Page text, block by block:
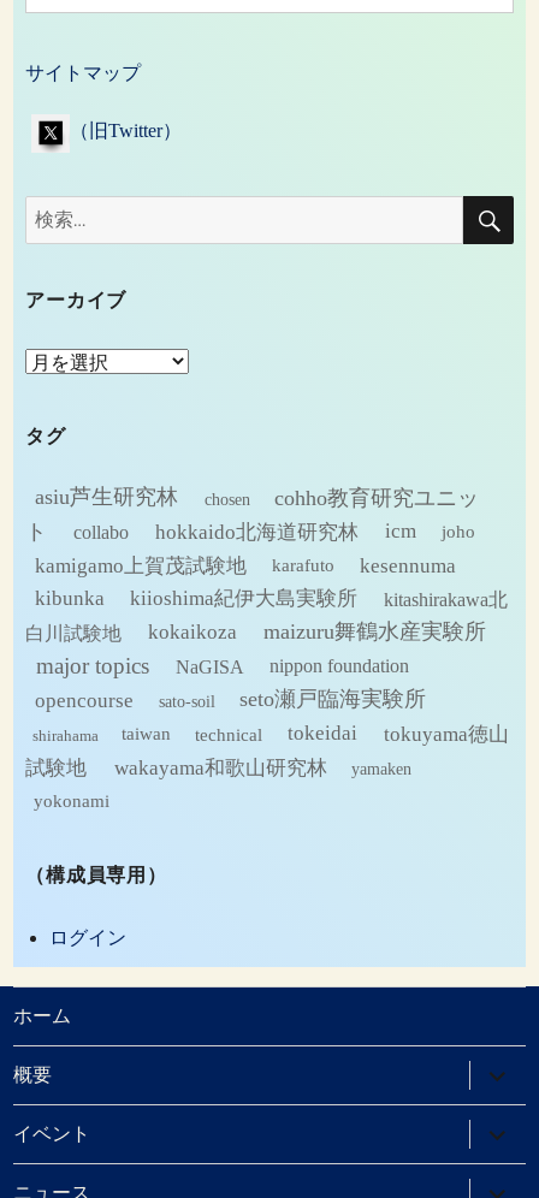
サイトマップ
（旧Twitter）
検
索:
検
アーカイブ
ア
カ
ブ
タグ
asiu芦生研究林 chosen
cohho教育研究ユニッ
ト
collabo hokkaido北海道研究林 icm joho
kamigamo上賀茂試験地 karafuto
kesennuma
kibunka
kiioshima紀伊大島実験所
kitashirakawa北
白川試験地
kokaikoza maizuru舞鶴水産実験所
major topics NaGISA nippon foundation
opencourse sato-soil seto瀬戸臨海実験所
shirahama taiwan technical tokeidai
tokuyama徳山
試験地
wakayama和歌山研究林
yamaken
yokonami
（構成員専用）
ログイン
ホーム
概要
ブ
メ
ニ
ュ
ー
を
イベント
ブ
メ
ニ
ニュース